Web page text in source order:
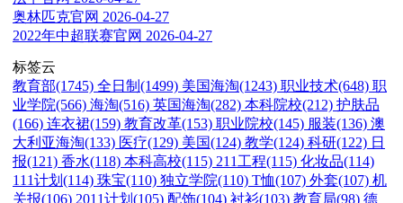
奥林匹克官网 2026-04-27
2022年中超联赛官网 2026-04-27
标签云
教育部(1745) 全日制(1499) 美国海淘(1243) 职业技术(648) 职
业学院(566) 海淘(516) 英国海淘(282) 本科院校(212) 护肤品
(166) 连衣裙(159) 教育改革(153) 职业院校(145) 服装(136) 澳
大利亚海淘(133) 医疗(129) 美国(124) 教学(124) 科研(122) 日
报(121) 香水(118) 本科高校(115) 211工程(115) 化妆品(114)
111计划(114) 珠宝(110) 独立学院(110) T恤(107) 外套(107) 机
关报(106) 2011计划(105) 配饰(104) 衬衫(103) 教育局(98) 德